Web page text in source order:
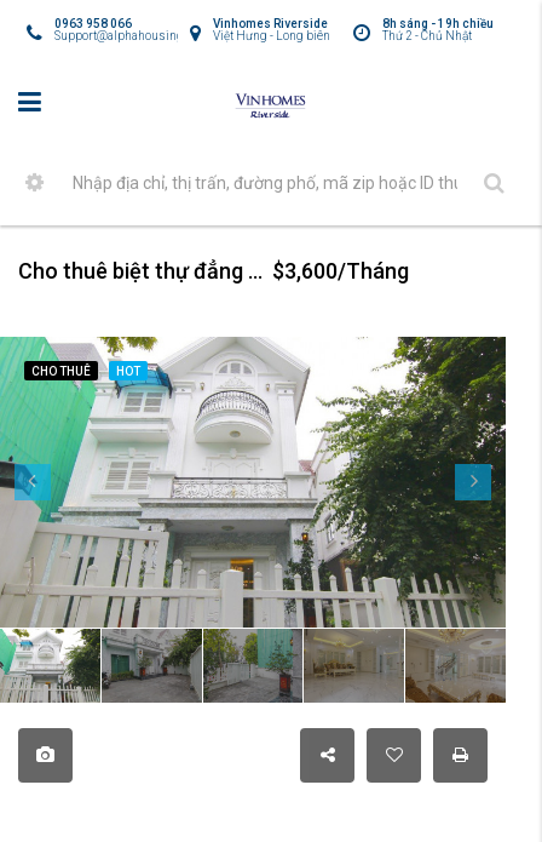
8h sáng - 19h chiều
Thứ 2 - Chủ Nhật
Vinhomes Riverside
Việt Hưng - Long biên
0963 958 066
Support@alphahousing.vn
Cho thuê biệt thự đẳng cấp tại Vinhomes Riverside $3,600/Tháng
CHO THUÊ HOT